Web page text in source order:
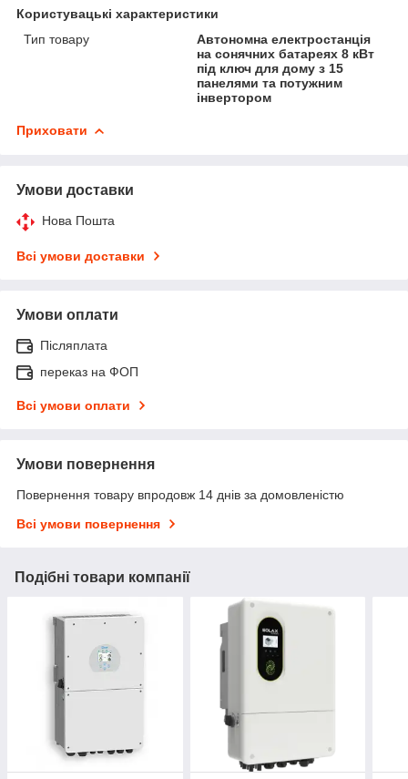
Користувацькі характеристики
Тип товару
Автономна електростанція
на сонячних батареях 8 кВт
під ключ для дому з 15
панелями та потужним
інвертором
Приховати
Умови доставки
Нова Пошта
Всі умови доставки
Умови оплати
Післяплата
переказ на ФОП
Всі умови оплати
Умови повернення
Повернення товару впродовж 14 днів за домовленістю
Всі умови повернення
Подібні товари компанії